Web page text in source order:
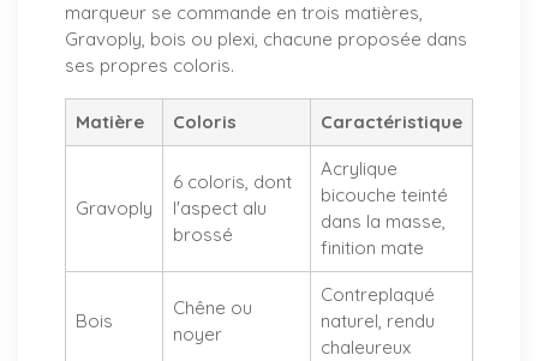
marqueur se commande en trois matières,
Gravoply, bois ou plexi, chacune proposée dans
ses propres coloris.
Matière Coloris Caractéristique
Gravoply
6 coloris, dont
l'aspect alu
brossé
Acrylique
bicouche teinté
dans la masse,
finition mate
Bois
Chêne ou
noyer
Contreplaqué
naturel, rendu
chaleureux